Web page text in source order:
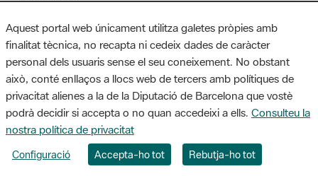
Bústia de suggeriments
Opineu sobre els parcs
MAPA WEB AVÍS LEGAL ACCESSIBILITAT
Diputació de Barcelona. Edifici Llacuna, 1a planta. Badajoz, 49. 08005
Barcelona. Tel. 934 022 428 / xarxaparcs@diba.cat
Aquest portal web únicament utilitza galetes pròpies amb
finalitat tècnica, no recapta ni cedeix dades de caràcter
personal dels usuaris sense el seu coneixement. No obstant
això, conté enllaços a llocs web de tercers amb polítiques de
privacitat alienes a la de la Diputació de Barcelona que vostè
podrà decidir si accepta o no quan accedeixi a ells. Consulteu la
nostra política de privacitat
Configuració Accepta-ho tot Rebutja-ho tot